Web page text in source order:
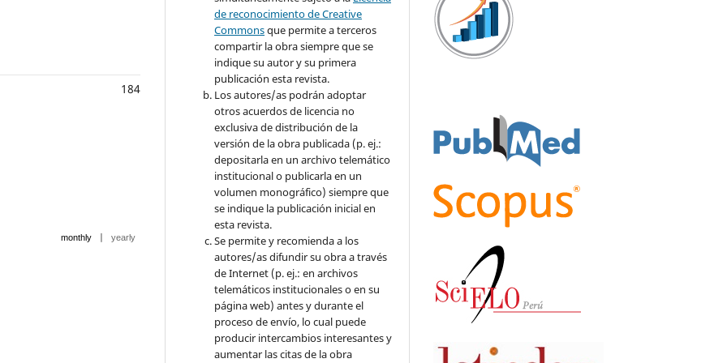
184
monthly | yearly
de reconocimiento de Creative
Commonsque permite a terceros
compartir la obra siempre que se
indique su autor y su primera
publicación esta revista.
Los autores/as podrán adoptar
otros acuerdos de licencia no
exclusiva de distribución de la
versión de la obra publicada (p. ej.:
depositarla en un archivo telemático
institucional o publicarla en un
volumen monográfico) siempre que
se indique la publicación inicial en
esta revista.
Se permite y recomienda a los
autores/as difundir su obra a través
de Internet (p. ej.: en archivos
telemáticos institucionales o en su
página web) antes y durante el
proceso de envío, lo cual puede
producir intercambios interesantes y
aumentar las citas de la obra